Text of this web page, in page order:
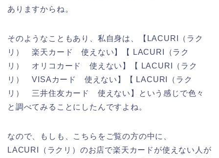
ありますからね。
そのようなこともあり、私自身は、【LACURI（ラク
リ） 楽天カード 使えない】【 LACURI（ラク
リ） オリコカード 使えない】【 LACURI（ラク
リ） VISAカード 使えない】【 LACURI（ラク
リ） 三井住友カード 使えない】という感じで色々
と調べてみることにしたんですよね。
なので、もしも、こちらをご覧の方の中に、
LACURI（ラクリ）のお店で楽天カードが使えない人が